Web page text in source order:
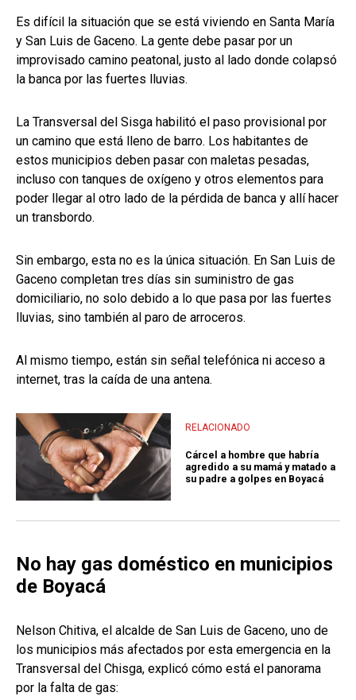
Es difícil la situación que se está viviendo en Santa María
y San Luis de Gaceno. La gente debe pasar por un
improvisado camino peatonal, justo al lado donde colapsó
la banca por las fuertes lluvias.
La Transversal del Sisga habilitó el paso provisional por
un camino que está lleno de barro. Los habitantes de
estos municipios deben pasar con maletas pesadas,
incluso con tanques de oxígeno y otros elementos para
poder llegar al otro lado de la pérdida de banca y allí hacer
un transbordo.
Sin embargo, esta no es la única situación. En San Luis de
Gaceno completan tres días sin suministro de gas
domiciliario, no solo debido a lo que pasa por las fuertes
lluvias, sino también al paro de arroceros.
Al mismo tiempo, están sin señal telefónica ni acceso a
internet, tras la caída de una antena.
RELACIONADO
Cárcel a hombre que habría
agredido a su mamá y matado a
su padre a golpes en Boyacá
No hay gas doméstico en municipios
de Boyacá
Nelson Chitiva, el alcalde de San Luis de Gaceno, uno de
los municipios más afectados por esta emergencia en la
Transversal del Chisga, explicó cómo está el panorama
por la falta de gas: